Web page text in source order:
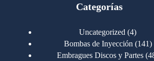
Categorías
Uncategorized 44
Bombas de Inyección 141
Embragues Discos y Partes